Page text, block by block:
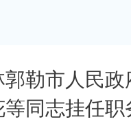
郭勒市人民政
同志挂任职